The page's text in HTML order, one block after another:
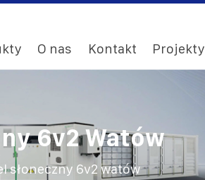
O nas Kontakt Projekty
6v2 Watów
słoneczny 6v2 watów